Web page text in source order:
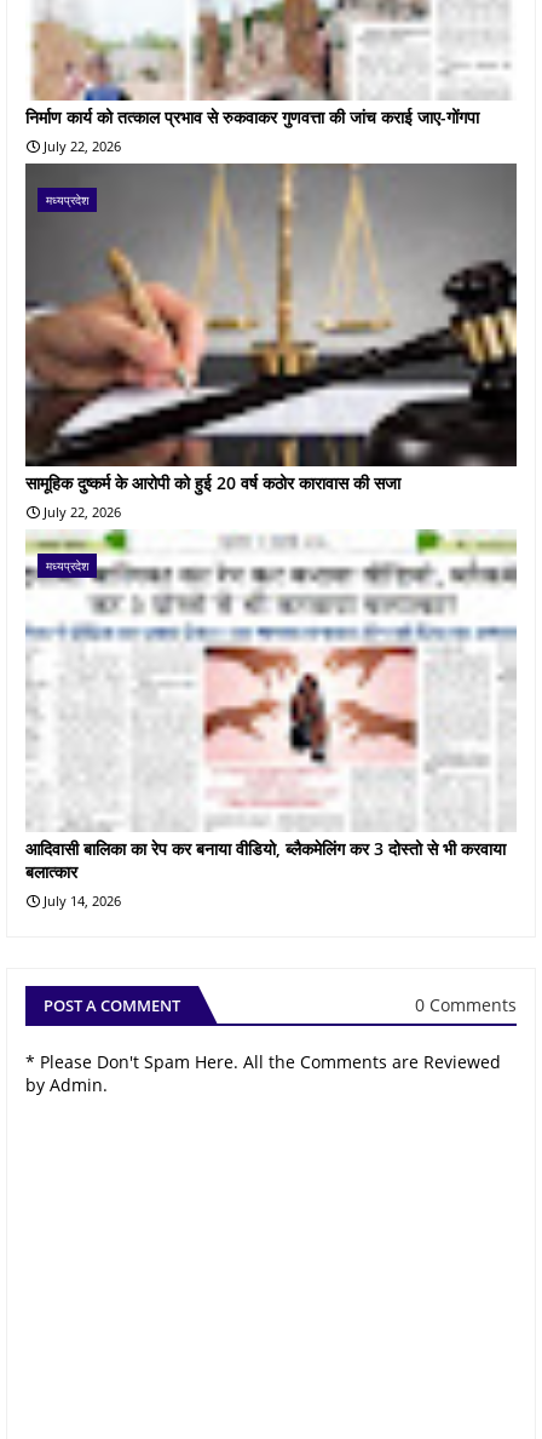
निर्माण कार्य को तत्काल प्रभाव से रुकवाकर गुणवत्ता की जांच कराई जाए-गोंगपा
July 22, 2026
मध्यप्रदेश
सामूहिक दुष्कर्म के आरोपी को हुई 20 वर्ष कठोर कारावास की सजा
July 22, 2026
मध्यप्रदेश
आदिवासी बालिका का रेप कर बनाया वीडियो, ब्लैकमेलिंग कर 3 दोस्तो से भी करवाया
बलात्कार
July 14, 2026
POST A COMMENT 0 Comments
* Please Don't Spam Here. All the Comments are Reviewed
by Admin.